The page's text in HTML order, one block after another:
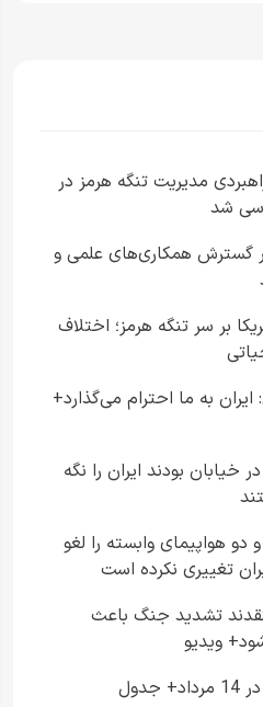
مدیریت تنگه هرمز در
شد
گسترش همکاری‌های علمی و
بر سر تنگه هرمز؛ اختلاف
ایران به ما احترام می‌گذارد+
خیابان بودند ایران را نگه
دو هواپیمای وابسته را لغو
تغییری نکرده است
تشدید جنگ باعث
ویدیو